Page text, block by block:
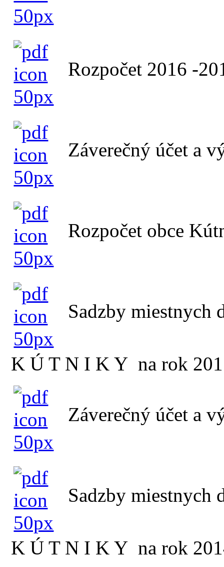
Rozpočet 2016 -
Záverečný účet a
Rozpočet obce
Sadzby miestnych
K Ú T N I K Y na rok
Záverečný účet a
Sadzby miestnych
K Ú T N I K Y na rok